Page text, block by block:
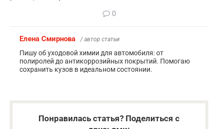
0
Елена Смирнова / автор статьи
Пишу об уходовой химии для автомобиля: от
полиролей до антикоррозийных покрытий. Помогаю
сохранить кузов в идеальном состоянии.
Понравилась статья? Поделиться с